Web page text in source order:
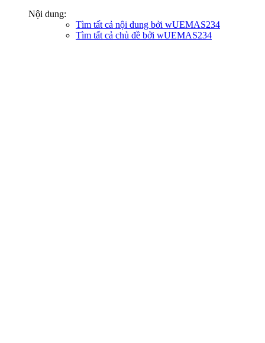
Nội dung:
Tìm tất cả nội dung bởi wUEMAS234
Tìm tất cả chủ đề bởi wUEMAS234